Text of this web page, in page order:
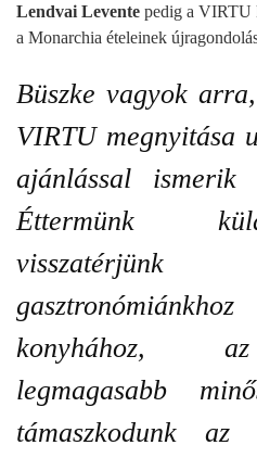
Lendvai Levente pedig a VIRTU
a Monarchia ételeinek
Büszke vagyok
VIRTU megnyitása
ajánlással
Éttermünk
konyhához,
legmagasabb
támaszkodunk az